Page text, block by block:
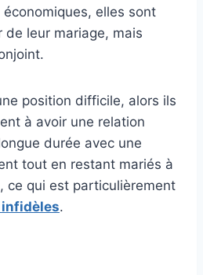
elles sont
leur mariage, mais
position difficile, alors ils
à avoir une relation
durée avec une
tout en restant mariés à
ce qui est particulièrement
.